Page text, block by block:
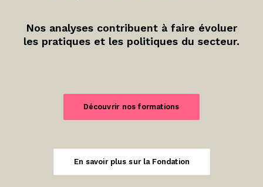
Nos analyses contribuent à faire évoluer
les pratiques et les politiques du secteur.
Découvrir nos formations
En savoir plus sur la Fondation